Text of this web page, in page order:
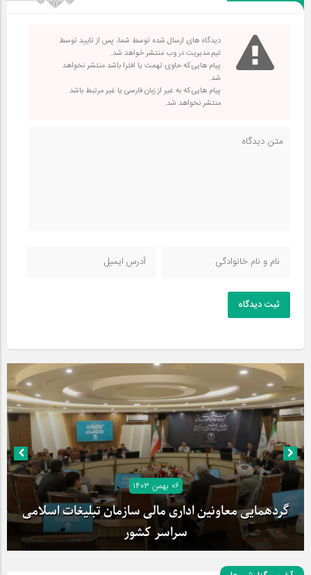
دیدگاه های ارسال شده توسط شما، پس از تایید توسط
تیم مدیریت در وب منتشر خواهد شد.
پیام هایی که حاوی تهمت یا افترا باشد منتشر نخواهد
شد.
پیام هایی که به غیر از زبان فارسی یا غیر مرتبط باشد
منتشر نخواهد شد.
ثبت دیدگاه
۰۶ بهمن ۱۴۰۳
گردهمایی معاونین اداری مالی سازمان تبلیغات اسلامی
سراسر کشور